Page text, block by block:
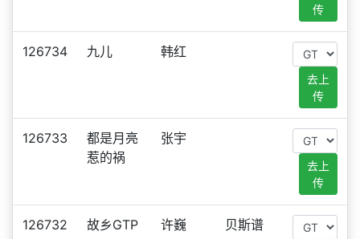
传
126734 九儿 韩红
去上
传
126733
都是月亮
惹的祸
张宇
去上
传
126732 故乡GTP 许巍 贝斯谱